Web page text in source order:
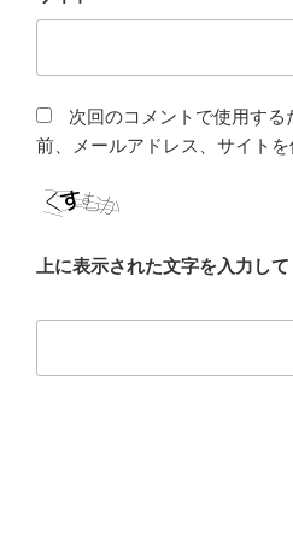
次回のコメントで使用す
前、メールアドレス、サイトを
上に表示された文字を入力して